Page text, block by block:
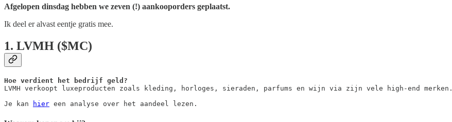
Afgelopen dinsdag hebben we zeven (!) aankooporders geplaatst.
Ik deel er alvast eentje gratis mee.
1. LVMH ($MC)
Hoe verdient het bedrijf geld?
LVMH verkoopt luxeproducten zoals kleding, horloges, sieraden, parfums en wijn via zijn vele high-end merken.
Je kan
hier een analyse over het aandeel lezen.